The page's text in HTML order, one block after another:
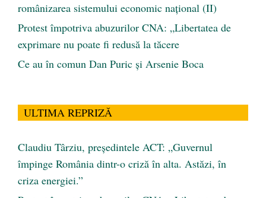
românizarea sistemului economic naţional (II)
Protest împotriva abuzurilor CNA: „Libertatea de
exprimare nu poate fi redusă la tăcere
Ce au în comun Dan Puric şi Arsenie Boca
ULTIMA REPRIZĂ
Claudiu Târziu, președintele ACT: „Guvernul
împinge România dintr-o criză în alta. Astăzi, în
criza energiei.”